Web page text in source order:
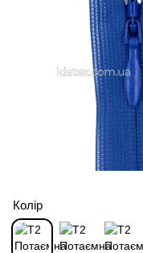
Колір